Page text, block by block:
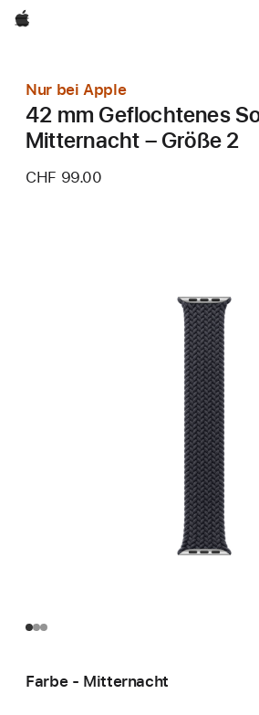
Apple
Nur bei Apple
42 mm Geflochtenes
Mitternacht – Größe 2
CHF 99.00
Farbe - Mitternacht